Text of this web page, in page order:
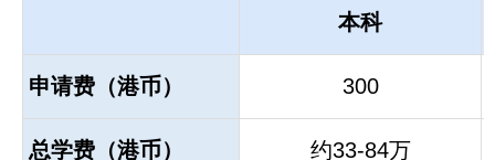
本科
申请费（港币） 300
总学费（港币） 约33-84万